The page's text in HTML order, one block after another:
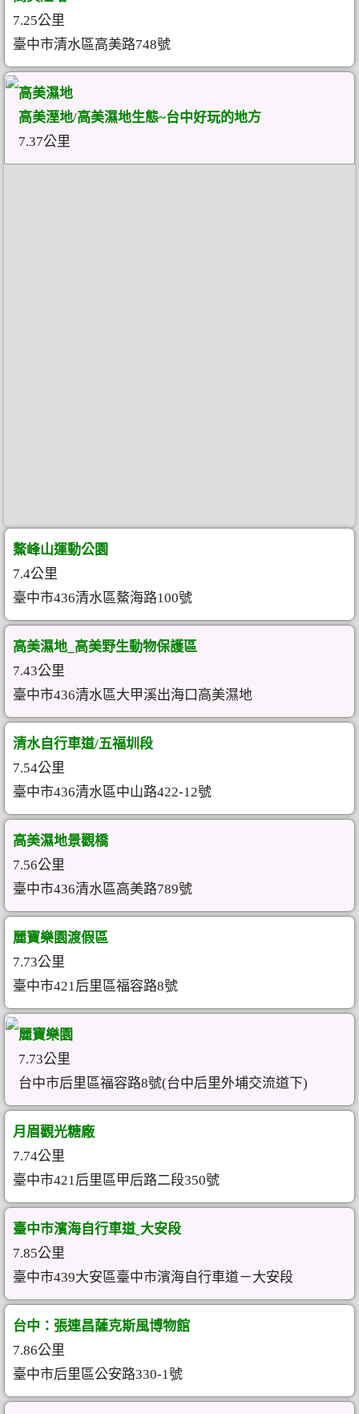
7.25公里
臺中市清水區高美路748號
高美濕地
高美溼地/高美濕地生態~台中好玩的地方
7.37公里
鰲峰山運動公園
7.4公里
臺中市436清水區鰲海路100號
高美濕地_高美野生動物保護區
7.43公里
臺中市436清水區大甲溪出海口高美濕地
清水自行車道/五福圳段
7.54公里
臺中市436清水區中山路422-12號
高美濕地景觀橋
7.56公里
臺中市436清水區高美路789號
麗寶樂園渡假區
7.73公里
臺中市421后里區福容路8號
麗寶樂園
7.73公里
台中市后里區福容路8號(台中后里外埔交流道下)
月眉觀光糖廠
7.74公里
臺中市421后里區甲后路二段350號
臺中市濱海自行車道ˍ大安段
7.85公里
臺中市439大安區臺中市濱海自行車道－大安段
台中：張連昌薩克斯風博物館
7.86公里
臺中市后里區公安路330-1號